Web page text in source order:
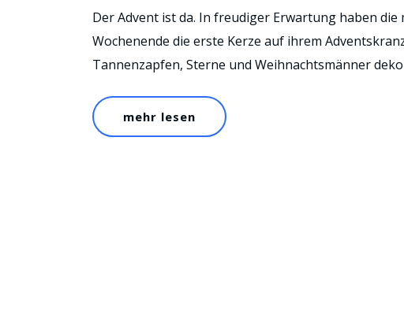
Der Advent ist da. In freudiger Erwartung haben
Wochenende die erste Kerze auf ihrem
Tannenzapfen, Sterne und Weihnachtsmänner
mehr lesen